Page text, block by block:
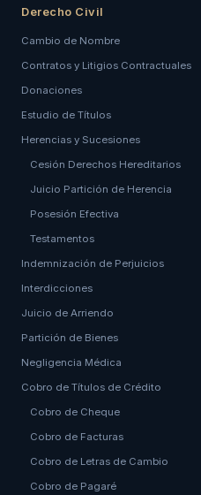
Derecho Civil
Cambio de Nombre
Contratos y Litigios Contractuales
Donaciones
Estudio de Títulos
Herencias y Sucesiones
Cesión Derechos Hereditarios
Juicio Partición de Herencia
Posesión Efectiva
Testamentos
Indemnización de Perjuicios
Interdicciones
Juicio de Arriendo
Partición de Bienes
Negligencia Médica
Cobro de Títulos de Crédito
Cobro de Cheque
Cobro de Facturas
Cobro de Letras de Cambio
Cobro de Pagaré